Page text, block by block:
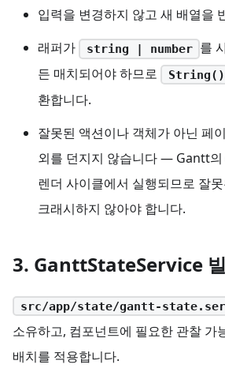
입력을 변경하지 않고 새 배열을
래퍼가
string | number 를
든 매치되어야 하므로
String()
환합니다.
잘못된 액션이나 객체가 아닌 페
외를 던지지 않습니다 — Gantt
렌더 사이클에서 실행되므로 잘
크래시하지 않아야 합니다.
3. GanttStateService
src/app/state/gantt-
소유하고, 컴포넌트에 필요한 관찰 가
배치를 적용합니다.